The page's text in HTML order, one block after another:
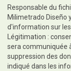
Responsable du
Milimetrado Diseño
d'information sur
Légitimation :
sera communiquée
suppression des
indiqué dans les